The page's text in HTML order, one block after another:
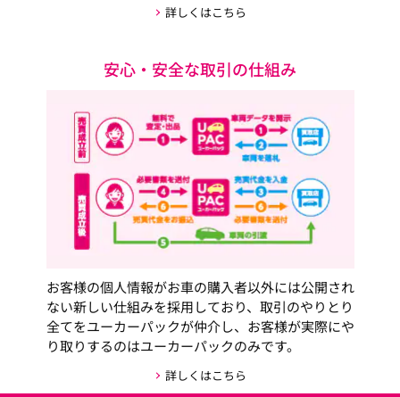
詳しくはこちら
安心・安全な取引の仕組み
お客様の個人情報がお車の購入者以外には公開され
ない新しい仕組みを採用しており、取引のやりとり
全てをユーカーパックが仲介し、お客様が実際にや
り取りするのはユーカーパックのみです。
詳しくはこちら